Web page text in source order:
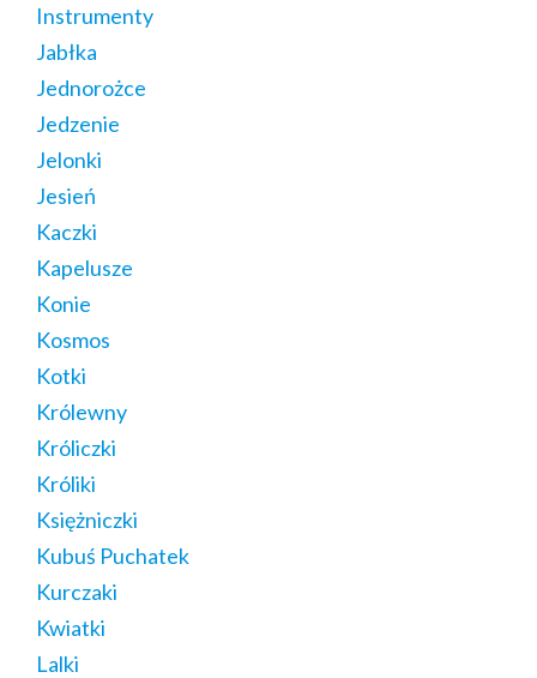
Instrumenty
Jabłka
Jednorożce
Jedzenie
Jelonki
Jesień
Kaczki
Kapelusze
Konie
Kosmos
Kotki
Królewny
Króliczki
Króliki
Księżniczki
Kubuś Puchatek
Kurczaki
Kwiatki
Lalki